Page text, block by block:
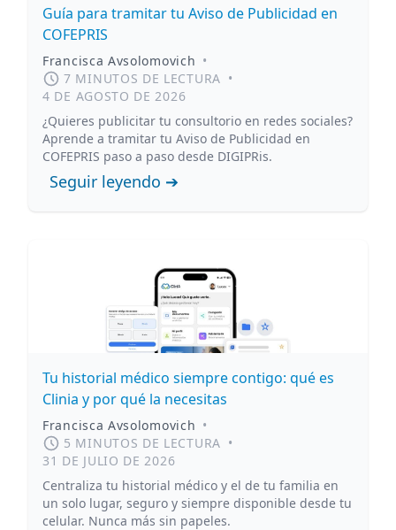
Guía para tramitar tu Aviso de Publicidad en
COFEPRIS
Francisca Avsolomovich •
7 MINUTOS DE LECTURA •
4 DE AGOSTO DE 2026
¿Quieres publicitar tu consultorio en redes sociales?
Aprende a tramitar tu Aviso de Publicidad en
COFEPRIS paso a paso desde DIGIPRis.
Seguir leyendo ➔
Tu historial médico siempre contigo: qué es
Clinia y por qué la necesitas
Francisca Avsolomovich •
5 MINUTOS DE LECTURA •
31 DE JULIO DE 2026
Centraliza tu historial médico y el de tu familia en
un solo lugar, seguro y siempre disponible desde tu
celular. Nunca más sin papeles.